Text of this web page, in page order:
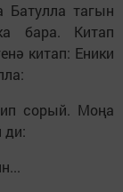
тагын
бара. Китап
китап: Еники
сорый. Моңа
ди: